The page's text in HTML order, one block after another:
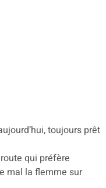
toujours prêt
qui préfère
mal la flemme sur